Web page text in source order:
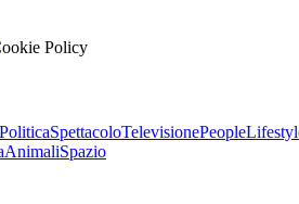
Policy
PoliticaSpettacoloTelevisionePeople
AnimaliSpazio